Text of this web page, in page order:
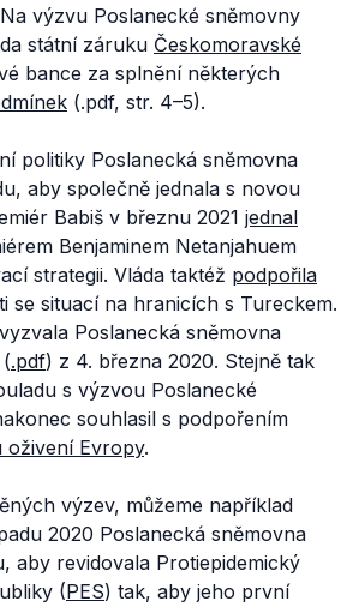
výzvu Poslanecké sněmovny
státní záruku Českomoravské
bance za splnění některých
(.pdf, str. 4–5).
politiky Poslanecká sněmovna
aby společně jednala s novou
Babiš v březnu 2021 jednal
Benjaminem Netanjahuem
strategii. Vláda taktéž podpořila
se situací na hranicích s Tureckem.
Poslanecká sněmovna
.pdf) z 4. března 2020. Stejně tak
s výzvou Poslanecké
souhlasil s podpořením
oživení Evropy.
výzev, můžeme například
2020 Poslanecká sněmovna
aby revidovala Protiepidemický
(PES) tak, aby jeho první